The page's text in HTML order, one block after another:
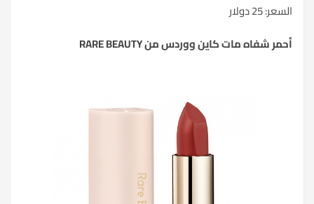
السعر: 25 دولار
أحمر شفاه مات كاين ووردس من RARE BEAUTY